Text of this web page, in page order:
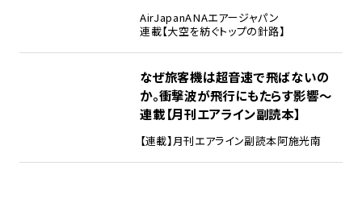
AirJapanANAエアージャパン
連載【大空を紡ぐトップの針路】
なぜ旅客機は超音速で飛ばないの
か。衝撃波が飛行にもたらす影響～
連載【月刊エアライン副読本】
【連載】月刊エアライン副読本阿施光南